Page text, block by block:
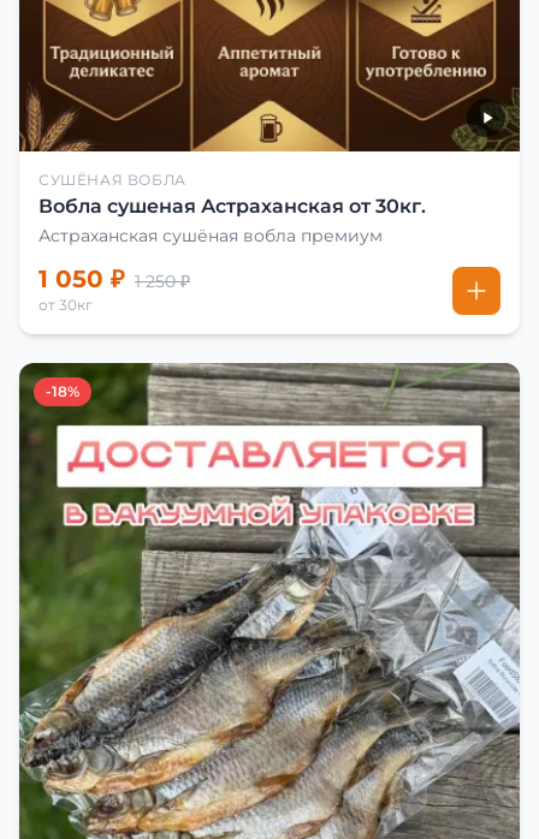
СУШЁНАЯ ВОБЛА
Вобла сушеная Астраханская от 30кг.
Астраханская сушёная вобла премиум
1 050 ₽ 1 250 ₽
от 30кг
-18%